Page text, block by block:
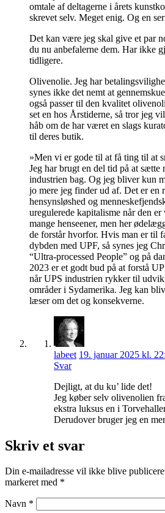
omtale af deltagerne i årets
skrevet selv. Meget enig. Og en
Det kan være jeg skal give et par
du nu anbefalerne dem. Har ikke
tidligere.
Olivenolie. Jeg har
synes ikke det nemt at
også passer til den kvalitet
set en hos Årstiderne, så tror jeg
håb om de har været en slags
til deres butik.
»Men vi er gode til at få ting til at
Jeg har brugt en del tid på at
industrien bag. Og jeg bliver kun
jo mere jeg finder ud af. Det er en
hensynsløshed og
uregulerede kapitalisme når den
mange henseener, men her
de forstår hvorfor. Hvis man er til
dybden med UPF, så synes jeg
“Ultra-processed People” og på
2023 er et godt bud på at forstå
når UPS industrien rykker til
områder i Sydamerika. Jeg kan
læser om det og konsekverne.
labeet 19. januar 2025 kl.
Svar
Dejligt, at du ku’ lide det!
Jeg køber selv olivenolien
ekstra luksus en i
Derudover bruger jeg en
Skriv et svar
Din e-mailadresse vil ikke blive
markeret med *
Navn *